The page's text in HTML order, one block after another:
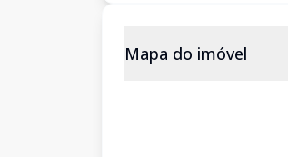
Mapa do imóvel